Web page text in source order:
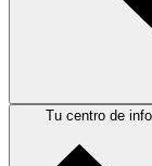
Tu centro de